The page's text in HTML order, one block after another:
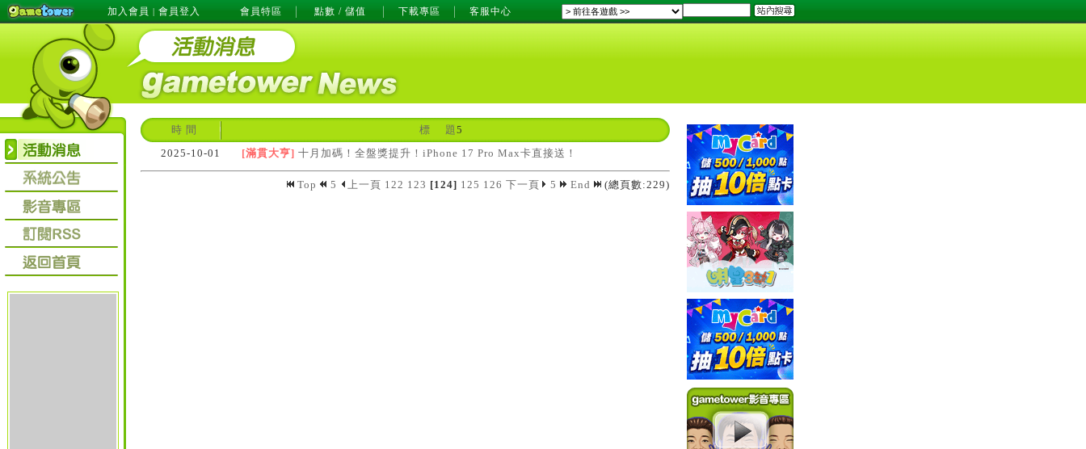
加入會員 | 會員登入 會員特區 點數 / 儲值 下載專區 客服中心
時 間 標 題5
2025-10-01
[滿貫大亨] 十月加碼！全盤獎提升！iPhone 17 Pro Max卡直接送！
Top 5 上一頁 122 123 [124] 125 126 下一頁 5 End (總頁數:229)